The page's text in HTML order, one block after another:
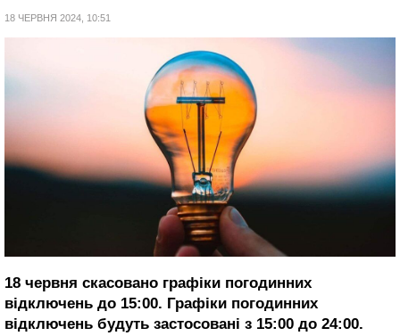
18 ЧЕРВНЯ 2024, 10:51
18 червня скасовано графіки погодинних
відключень до 15:00. Графіки погодинних
відключень будуть застосовані з 15:00 до 24:00.